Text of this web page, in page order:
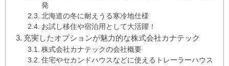
発
北海道の冬に耐えうる寒冷地仕様
お試し移住や宿泊用として大活躍！
充実したオプションが魅力的な株式会社カナテック
株式会社カナテックの会社概要
住宅やセカンドハウスなどに使えるトレーラーハウス